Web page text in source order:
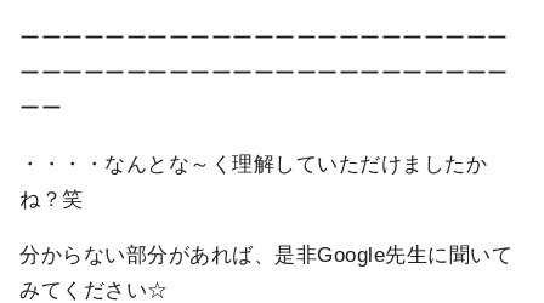
ーーーーーーーーーーーーーーーーーーーーーーー
ーーーーーーーーーーーーーーーーーーーーーーー
ーー
・・・・なんとな～く理解していただけましたか
ね？笑
分からない部分があれば、是非Google先生に聞いて
みてください☆